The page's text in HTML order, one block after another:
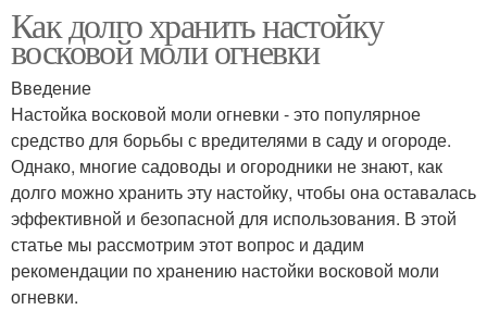
Как долго хранить настойку
восковой моли огневки
Введение
Настойка восковой моли огневки - это популярное
средство для борьбы с вредителями в саду и огороде.
Однако, многие садоводы и огородники не знают, как
долго можно хранить эту настойку, чтобы она оставалась
эффективной и безопасной для использования. В этой
статье мы рассмотрим этот вопрос и дадим
рекомендации по хранению настойки восковой моли
огневки.